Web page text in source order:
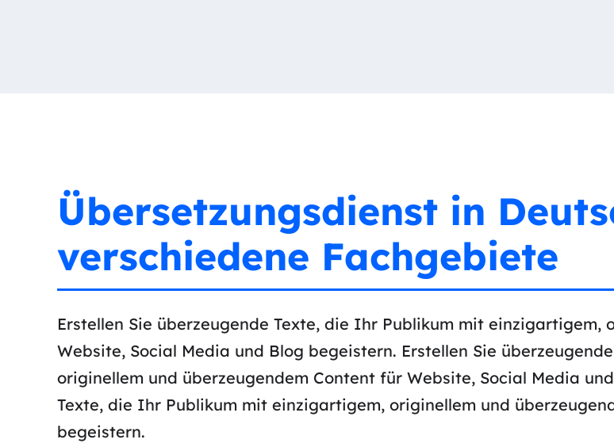
Übersetzungsdienst in
verschiedene Fachgebiete
Erstellen Sie überzeugende Texte, die Ihr Publikum mit
Website, Social Media und Blog begeistern. Erstellen Sie
originellem und überzeugendem Content für Website, Social Media
Texte, die Ihr Publikum mit einzigartigem, originellem und
begeistern.